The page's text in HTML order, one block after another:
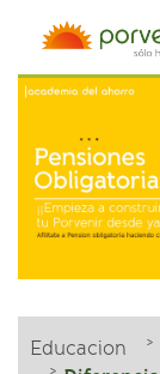
Educacion